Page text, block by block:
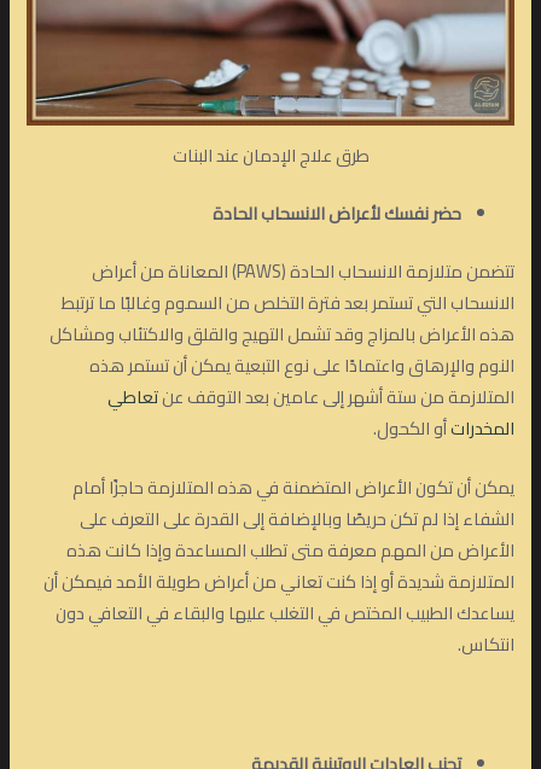
طرق علاج الإدمان عند البنات
حضر نفسك لأعراض الانسحاب الحادة
تتضمن متلازمة الانسحاب الحادة (PAWS) المعاناة من أعراض
الانسحاب التي تستمر بعد فترة التخلص من السموم وغالبًا ما ترتبط
هذه الأعراض بالمزاج وقد تشمل التهيج والقلق والاكتئاب ومشاكل
النوم والإرهاق واعتمادًا على نوع التبعية يمكن أن تستمر هذه
المتلازمة من ستة أشهر إلى عامين بعد التوقف عنتعاطي
المخدراتأو الكحول.
يمكن أن تكون الأعراض المتضمنة في هذه المتلازمة حاجزًا أمام
الشفاء إذا لم تكن حريصًا وبالإضافة إلى القدرة على التعرف على
الأعراض من المهم معرفة متى تطلب المساعدة وإذا كانت هذه
المتلازمة شديدة أو إذا كنت تعاني من أعراض طويلة الأمد فيمكن أن
يساعدك الطبيب المختص في التغلب عليها والبقاء في التعافي دون
انتكاس.